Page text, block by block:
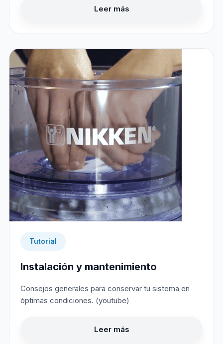
Leer más
Tutorial
Instalación y mantenimiento
Consejos generales para conservar tu sistema en
óptimas condiciones. (youtube)
Leer más